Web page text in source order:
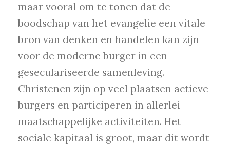
maar vooral om te tonen dat de
boodschap van het evangelie een vitale
bron van denken en handelen kan zijn
voor de moderne burger in een
geseculariseerde samenleving.
Christenen zijn op veel plaatsen actieve
burgers en participeren in allerlei
maatschappelijke activiteiten. Het
sociale kapitaal is groot, maar dit wordt